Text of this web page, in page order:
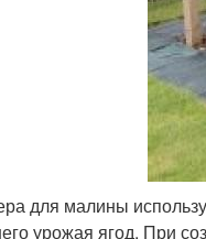
для малины
урожая ягод. При